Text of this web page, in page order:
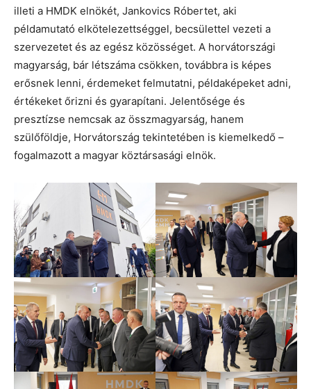
illeti a HMDK elnökét, Jankovics Róbertet, aki
példamutató elkötelezettséggel, becsülettel vezeti a
szervezetet és az egész közösséget. A horvátországi
magyarság, bár létszáma csökken, továbbra is képes
erősnek lenni, érdemeket felmutatni, példaképeket adni,
értékeket őrizni és gyarapítani. Jelentősége és
presztízse nemcsak az összmagyarság, hanem
szülőföldje, Horvátország tekintetében is kiemelkedő –
fogalmazott a magyar köztársasági elnök.